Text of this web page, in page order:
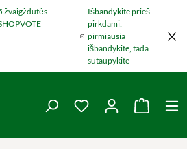
žvaigždutės
Išbandykite prieš
pirkdami:
pirmiausia
išbandykite, tada
sutaupykite
You have 0 wishlist